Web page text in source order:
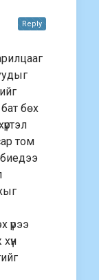
бөх
том
үрээ
Reply